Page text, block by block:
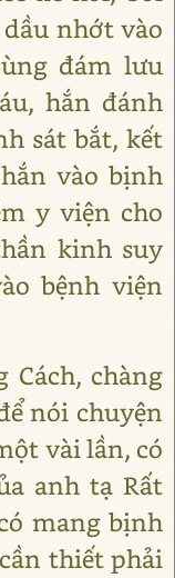
nhớt vào
đám lưu
hắn đánh
sát bắt, kết
vào bịnh
y viện cho
kinh suy
bệnh viện
chàng
nói chuyện
vài lần, có
anh tạ Rất
mang bịnh
thiết phải